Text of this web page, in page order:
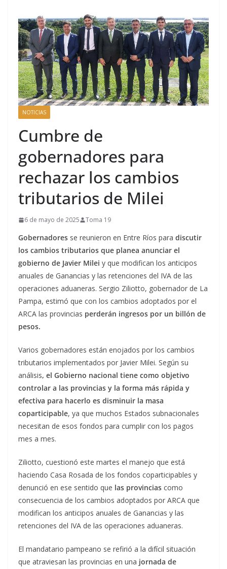
NOTICIAS
Cumbre de
gobernadores para
rechazar los cambios
tributarios de Milei
6 de mayo de 2025 Toma 19
Gobernadores se reunieron en Entre Ríos para discutir
los cambios tributarios que planea anunciar el
gobierno de Javier Milei y que modifican los anticipos
anuales de Ganancias y las retenciones del IVA de las
operaciones aduaneras. Sergio Ziliotto, gobernador de La
Pampa, estimó que con los cambios adoptados por el
ARCA las provincias perderán ingresos por un billón de
pesos.
Varios gobernadores están enojados por los cambios
tributarios implementados por Javier Milei. Según su
análisis, el Gobierno nacional tiene como objetivo
controlar a las provincias y la forma más rápida y
efectiva para hacerlo es disminuir la masa
coparticipable, ya que muchos Estados subnacionales
necesitan de esos fondos para cumplir con los pagos
mes a mes.
Ziliotto, cuestionó este martes el manejo que está
haciendo Casa Rosada de los fondos coparticipables y
denunció en ese sentido que las provincias como
consecuencia de los cambios adoptados por ARCA que
modifican los anticipos anuales de Ganancias y las
retenciones del IVA de las operaciones aduaneras.
El mandatario pampeano se refirió a la difícil situación
que atraviesan las provincias en una jornada de